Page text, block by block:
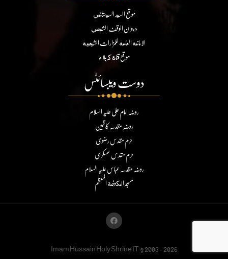
موقع السيد السيستاني
ديوان الوقف الشيعي
الامانة العامة للمزارات الشيعية
موقع قناة كربلاء
دوست ویبسائٹس
روضہ امام علی علیہ السلام
روضہ مقدسہ کاظمین
حرم مقدس رضوی
حرم مقدس عسکری
روضہ مقدسہ عباس علیہ السلام
مسجد الكوفة المعظم
Imam Hussain Holy Shrine IT @2003 - 2026